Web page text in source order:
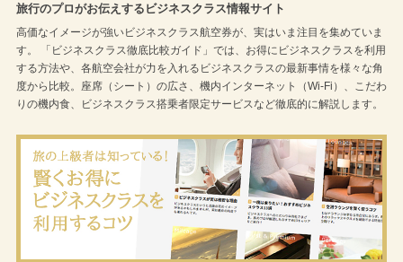
旅行のプロがお伝えするビジネスクラス情報サイト
高価なイメージが強いビジネスクラス航空券が、実はいま注目を集めていま
す。 「ビジネスクラス徹底比較ガイド」では、お得にビジネスクラスを利用
する方法や、各航空会社が力を入れるビジネスクラスの最新事情を様々な角
度から比較。座席（シート）の広さ、機内インターネット（Wi-Fi）、こだわ
りの機内食、ビジネスクラス搭乗者限定サービスなど徹底的に解説します。